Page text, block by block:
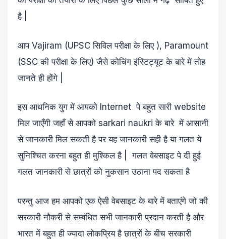
है |
आप Vajiram (UPSC सिविल परीक्षा के लिए ), Paramount
(SSC की परीक्षा के लिए) जैसे कोचिंग इंस्टिट्यूट के बारे में तोह
जानते ही होंगे |
इस आधनिक युग में आपको Internet पे बहुत सारी website
मिल जाएँगी जहाँ से आपको sarkari naukri के बारे में आसानी
से जानकारी मिल सकती है पर यह जानकारी सही है या गलत ये
सुनिश्चित करना बहुत ही मुश्किल है | गलत वेबसाइट पे दी हुई
गलत जानकारी से छात्रों को नुकसान उठाना पद सकता है
परन्तु आज हम आपको एक ऐसी वेबसाइट के बारे में बताएंगे जो की
सरकारी नौकरी से सम्बंधित सभी जानकारी प्रदान करती है और
भारत में बहुत ही ज्यादा लोकप्रिय है छात्रों के बीच सरकारी